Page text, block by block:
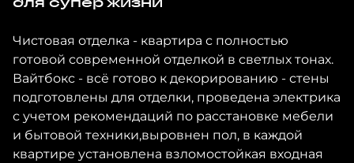
Чистовая отделка - квартира с полностью
готовой современной отделкой в светлых тонах.
Вайтбокс - всё готово к декорированию - стены
подготовлены для отделки, проведена электрика
с учетом рекомендаций по расстановке мебели
и бытовой техники,выровнен пол, в каждой
квартире установлена взломостойкая входная